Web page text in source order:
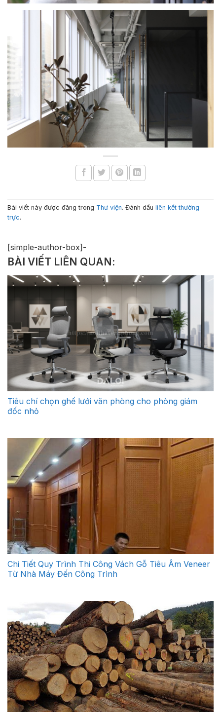
Bài viết này được đăng trong Thư viện. Đánh dấu liên kết thường
trực.
[simple-author-box]-
BÀI VIẾT LIÊN QUAN:
Tiêu chí chọn ghế lưới văn phòng cho phòng giám
đốc nhỏ
Chi Tiết Quy Trình Thi Công Vách Gỗ Tiêu Âm Veneer
Từ Nhà Máy Đến Công Trình